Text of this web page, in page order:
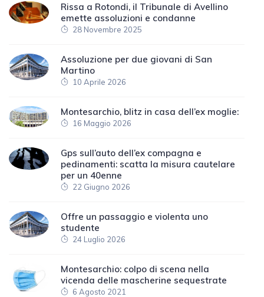
Rissa a Rotondi, il Tribunale di Avellino
emette assoluzioni e condanne
28 Novembre 2025
Assoluzione per due giovani di San
Martino
10 Aprile 2026
Montesarchio, blitz in casa dell’ex moglie:
16 Maggio 2026
Gps sull’auto dell’ex compagna e
pedinamenti: scatta la misura cautelare
per un 40enne
22 Giugno 2026
Offre un passaggio e violenta uno
studente
24 Luglio 2026
Montesarchio: colpo di scena nella
vicenda delle mascherine sequestrate
6 Agosto 2021